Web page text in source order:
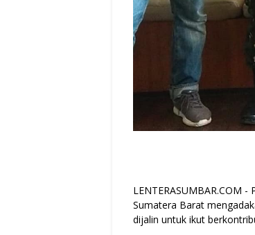
LENTERASUMBAR.COM
Sumatera Barat
dijalin untuk ikut